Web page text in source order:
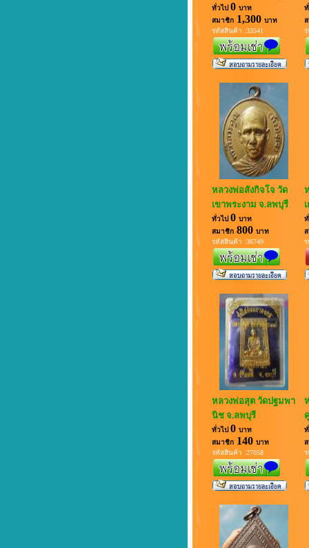
ทั่วไป 0 บาท
สมาชิก 1,300 บาท
รหัสสินค้า :33541
หลวงพ่อสังกิจโจ วัด
เขาพระงาม จ.ลพบุรี
ทั่วไป 0 บาท
สมาชิก 800 บาท
รหัสสินค้า :36749
หลวงพ่อสุต วัดปฐมพา
นิช จ.ลพบุรี
ทั่วไป 0 บาท
สมาชิก 140 บาท
รหัสสินค้า :27058